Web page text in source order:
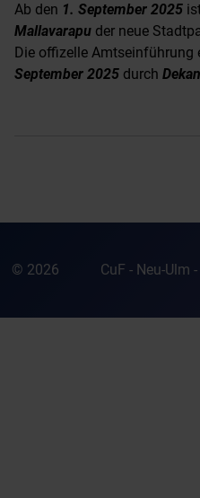
Ab den 1. September 2025
Mallavarapu der neue
Die offizelle Amtseinführung
September 2025 durch
© 2026 CuF - Neu-Ulm